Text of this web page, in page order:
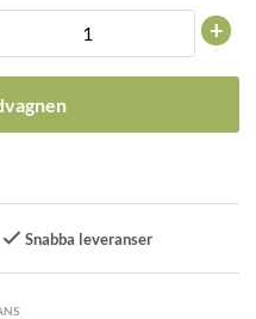
+
Snabba leveranser